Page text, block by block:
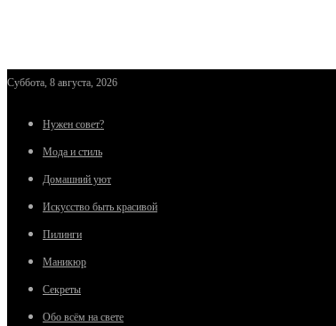
Суббота, 8 августа, 2026
Нужен совет?
Мода и стиль
Домашний уют
Искусство быть красивой
Пилинги
Маникюр
Секреты
Обо всём на свете